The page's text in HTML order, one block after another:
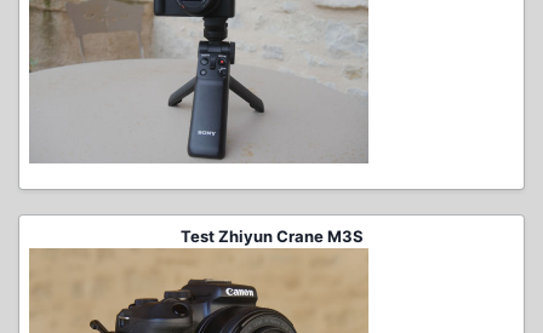
Test Zhiyun Crane M3S